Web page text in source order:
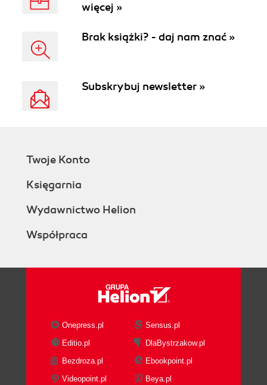
więcej »
Brak książki? - daj nam znać »
Subskrybuj newsletter »
Twoje Konto
Księgarnia
Wydawnictwo Helion
Współpraca
Onepress.pl
Sensus.pl
Editio.pl
DlaBystrzakow.pl
Bezdroza.pl
Ebookpoint.pl
Videopoint.pl
Beya.pl